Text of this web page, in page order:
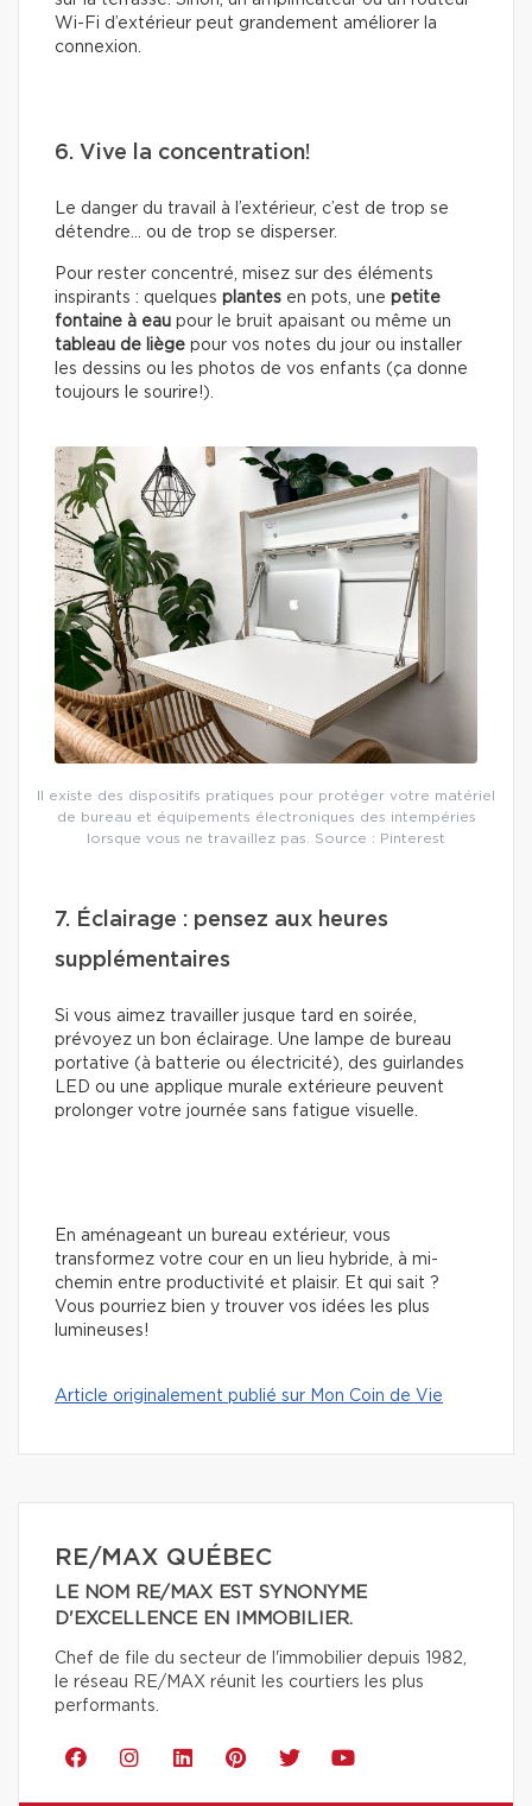
Wi-Fi d’extérieur peut grandement améliorer la
connexion.
6. Vive la concentration!
Le danger du travail à l’extérieur, c’est de trop se
détendre… ou de trop se disperser.
Pour rester concentré, misez sur des éléments
inspirants : quelques plantes en pots, une petite
fontaine à eau pour le bruit apaisant ou même un
tableau de liège pour vos notes du jour ou installer
les dessins ou les photos de vos enfants (ça donne
toujours le sourire!).
Il existe des dispositifs pratiques pour protéger votre matériel
de bureau et équipements électroniques des intempéries
lorsque vous ne travaillez pas. Source : Pinterest
7. Éclairage : pensez aux heures
supplémentaires
Si vous aimez travailler jusque tard en soirée,
prévoyez un bon éclairage. Une lampe de bureau
portative (à batterie ou électricité), des guirlandes
LED ou une applique murale extérieure peuvent
prolonger votre journée sans fatigue visuelle.
En aménageant un bureau extérieur, vous
transformez votre cour en un lieu hybride, à mi-
chemin entre productivité et plaisir. Et qui sait ?
Vous pourriez bien y trouver vos idées les plus
lumineuses!
Article originalement publié sur Mon Coin de Vie
RE/MAX QUÉBEC
LE NOM RE/MAX EST SYNONYME
D'EXCELLENCE EN IMMOBILIER.
Chef de file du secteur de l'immobilier depuis 1982,
le réseau RE/MAX réunit les courtiers les plus
performants.